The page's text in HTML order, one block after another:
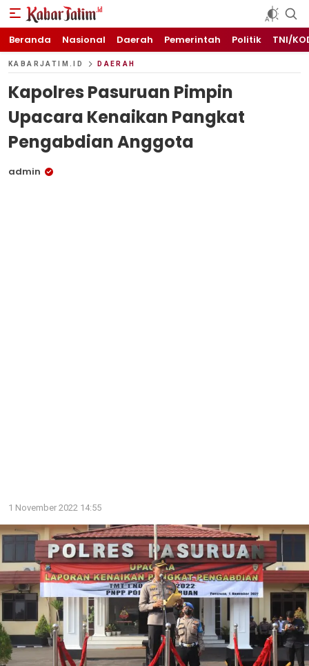
KABARJATIM.id
Kabar Jawa timuran
Beranda Nasional Daerah Pemerintah Politik TNI/
KABARJATIM.ID DAERAH
Kapolres Pasuruan Pimpin
Upacara Kenaikan Pangkat
Pengabdian Anggota
admin
1 November 2022 14:55